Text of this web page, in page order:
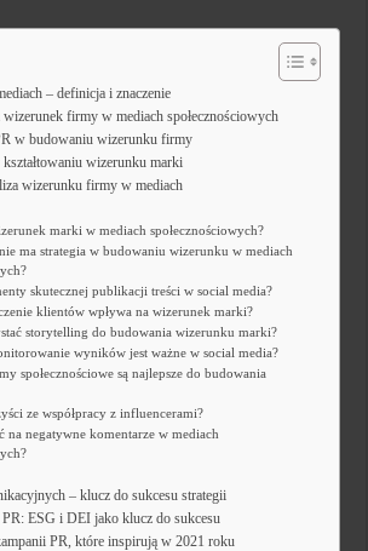
– definicja i znaczenie
firmy w mediach społecznościowych
w budowaniu wizerunku firmy
wizerunku marki
wizerunku firmy w mediach
marki w mediach społecznościowych?
ma strategia w budowaniu wizerunku w mediach
skutecznej publikacji treści w social media?
klientów wpływa na wizerunek marki?
storytelling do budowania wizerunku marki?
wyników jest ważne w social media?
społecznościowe są najlepsze do budowania
ze współpracy z influencerami?
na negatywne komentarze w mediach
– klucz do sukcesu strategii
ESG i DEI jako klucz do sukcesu
PR, które inspirują w 2021 roku